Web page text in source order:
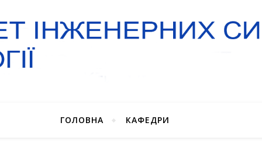
ГОЛОВНА КАФЕДРИ